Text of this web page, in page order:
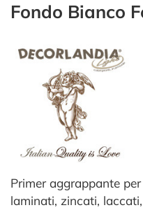
Fondo Bianco
Primer aggrappante
laminati, zincati,